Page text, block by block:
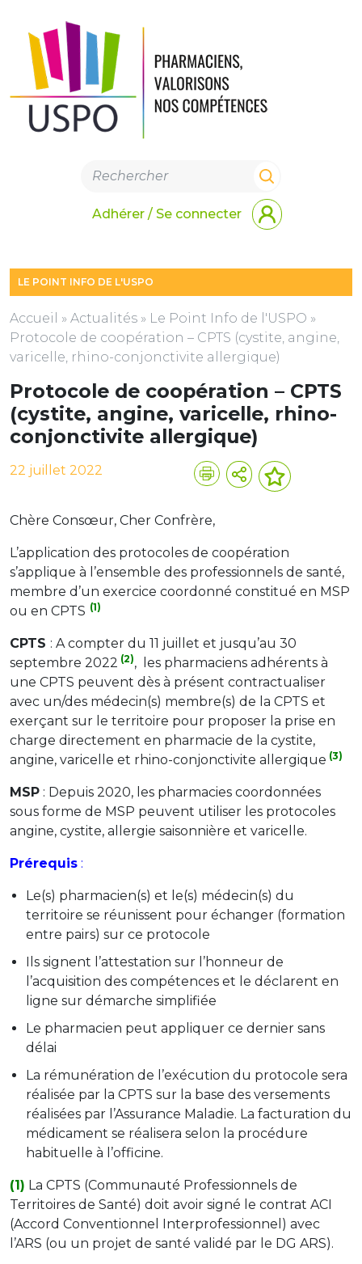
Adhérer / Se connecter
LE POINT INFO DE L'USPO
Accueil » Actualités » Le Point Info de l'USPO »
Protocole de coopération – CPTS (cystite, angine,
varicelle, rhino-conjonctivite allergique)
Protocole de coopération – CPTS
(cystite, angine, varicelle, rhino-
conjonctivite allergique)
22 juillet 2022
Chère Consœur, Cher Confrère,
L’application des protocoles de coopération
s’applique à l’ensemble des professionnels de santé,
membre d’un exercice coordonné constitué en MSP
ou en CPTS (1)
CPTS : A compter du 11 juillet et jusqu’au 30
septembre 2022 (2), les pharmaciens adhérents à
une CPTS peuvent dès à présent contractualiser
avec un/des médecin(s) membre(s) de la CPTS et
exerçant sur le territoire pour proposer la prise en
charge directement en pharmacie de la cystite,
angine, varicelle et rhino-conjonctivite allergique (3)
MSP : Depuis 2020, les pharmacies coordonnées
sous forme de MSP peuvent utiliser les protocoles
angine, cystite, allergie saisonnière et varicelle.
Prérequis :
Le(s) pharmacien(s) et le(s) médecin(s) du
territoire se réunissent pour échanger (formation
entre pairs) sur ce protocole
Ils signent l’attestation sur l’honneur de
l’acquisition des compétences et le déclarent en
ligne sur démarche simplifiée
Le pharmacien peut appliquer ce dernier sans
délai
La rémunération de l’exécution du protocole sera
réalisée par la CPTS sur la base des versements
réalisées par l’Assurance Maladie. La facturation du
médicament se réalisera selon la procédure
habituelle à l’officine.
(1) La CPTS (Communauté Professionnels de
Territoires de Santé) doit avoir signé le contrat ACI
(Accord Conventionnel Interprofessionnel) avec
l’ARS (ou un projet de santé validé par le DG ARS).